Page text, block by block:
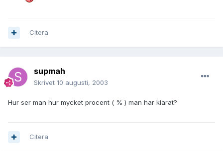
Citera
supmah
Skrivet 10 augusti, 2003
Hur ser man hur mycket procent ( % ) man har klarat?
Citera